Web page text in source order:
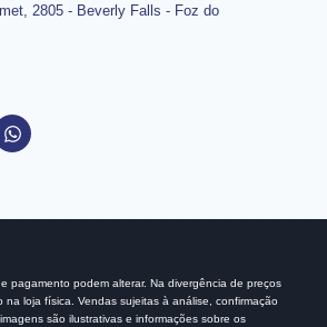
2805 - Beverly Falls - Foz do
pagamento podem alterar. Na divergência de preços
na loja física. Vendas sujeitas à análise, confirmação
são ilustrativas e informações sobre os